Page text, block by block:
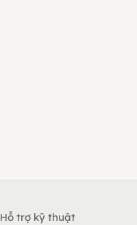
Hỗ trợ kỹ thuật